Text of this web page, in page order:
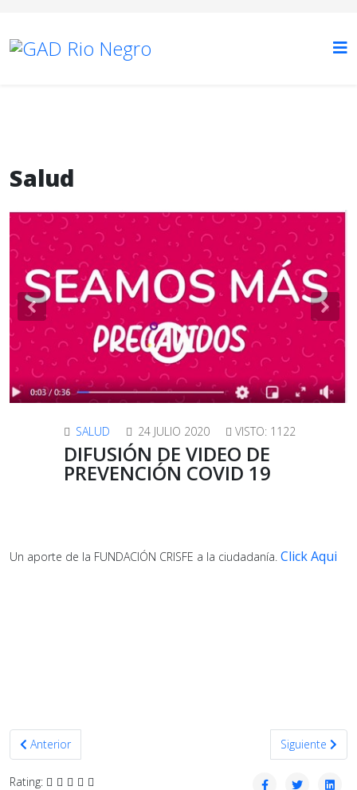
Salud
Previous
SALUD 24 JULIO 2020 VISTO: 1122
DIFUSIÓN DE VIDEO DE
PREVENCIÓN COVID 19
Un aporte de la FUNDACIÓN CRISFE a la ciudadanía. Click Aqui
Artículo anterior: REUNIÓN CON EL OBJETIVO DE REPOTENCIAR
Anterior Artículo
Siguiente
Rating: